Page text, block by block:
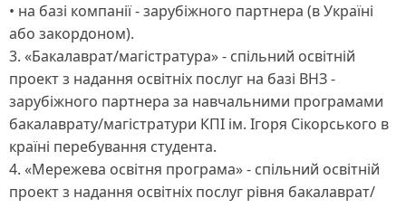
• на базі компанії - зарубіжного партнера (в Україні
або закордоном).
3. «Бакалаврат/магістратура» - спільний освітній
проект з надання освітніх послуг на базі ВНЗ -
зарубіжного партнера за навчальними програмами
бакалаврату/магістратури КПІ ім. Ігоря Сікорського в
країні перебування студента.
4. «Мережева освітня програма» - спільний освітній
проект з надання освітніх послуг рівня бакалаврат/